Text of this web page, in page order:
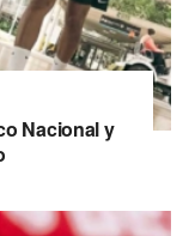
Nacional y